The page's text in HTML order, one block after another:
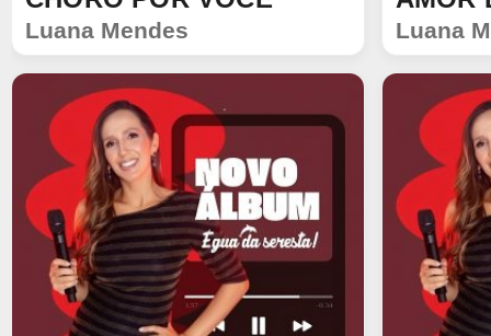
1144
132
Luana Mendes
1172
Luana